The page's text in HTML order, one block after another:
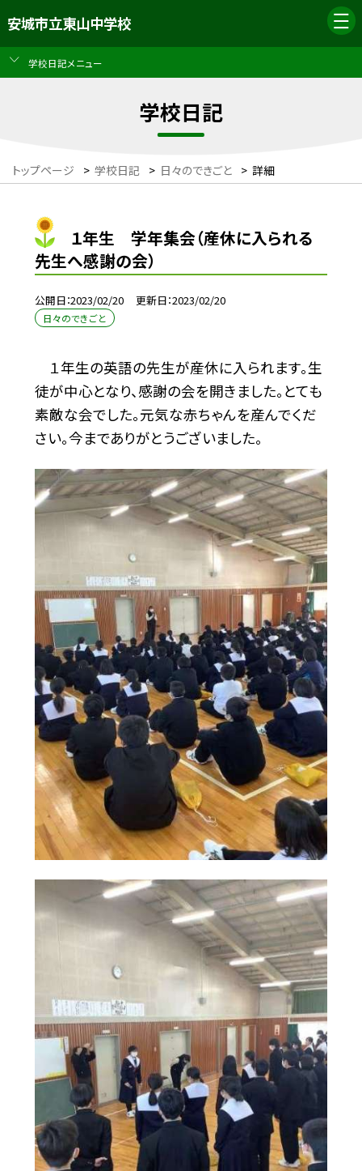
安城市立東山中学校
学校日記メニュー
学校日記
トップページ > 学校日記 > 日々のできごと > 詳細
１年生 学年集会（産休に入られる
先生へ感謝の会）
公開日 2023/02/20 更新日 2023/02/20
日々のできごと
１年生の英語の先生が産休に入られます。生
徒が中心となり、感謝の会を開きました。とても
素敵な会でした。元気な赤ちゃんを産んでくだ
さい。今までありがとうございました。